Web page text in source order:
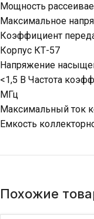
Мощность
Максимальное
Коэффициент
Корпус КТ-57
Напряжение
<1,5 В Частота
МГц
Максимальный ток
Емкость
Похожие